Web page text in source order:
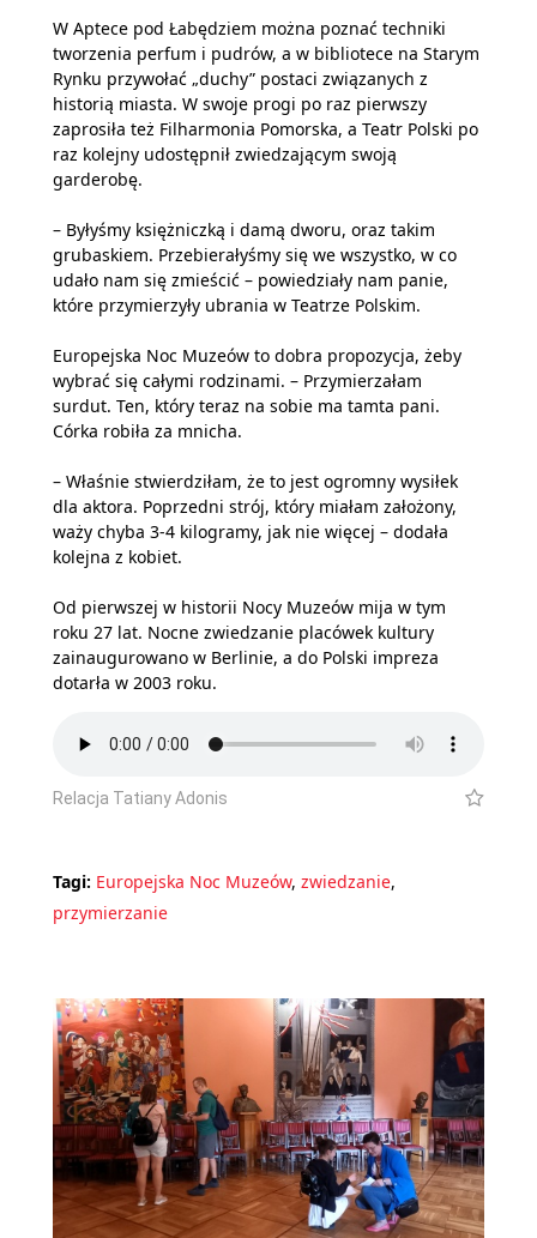
W Aptece pod Łabędziem można poznać techniki
tworzenia perfum i pudrów, a w bibliotece na Starym
Rynku przywołać „duchy” postaci związanych z
historią miasta. W swoje progi po raz pierwszy
zaprosiła też Filharmonia Pomorska, a Teatr Polski po
raz kolejny udostępnił zwiedzającym swoją
garderobę.
– Byłyśmy księżniczką i damą dworu, oraz takim
grubaskiem. Przebierałyśmy się we wszystko, w co
udało nam się zmieścić – powiedziały nam panie,
które przymierzyły ubrania w Teatrze Polskim.
Europejska Noc Muzeów to dobra propozycja, żeby
wybrać się całymi rodzinami. – Przymierzałam
surdut. Ten, który teraz na sobie ma tamta pani.
Córka robiła za mnicha.
– Właśnie stwierdziłam, że to jest ogromny wysiłek
dla aktora. Poprzedni strój, który miałam założony,
waży chyba 3-4 kilogramy, jak nie więcej – dodała
kolejna z kobiet.
Od pierwszej w historii Nocy Muzeów mija w tym
roku 27 lat. Nocne zwiedzanie placówek kultury
zainaugurowano w Berlinie, a do Polski impreza
dotarła w 2003 roku.
Relacja Tatiany Adonis
Tagi: Europejska Noc Muzeów, zwiedzanie,
przymierzanie